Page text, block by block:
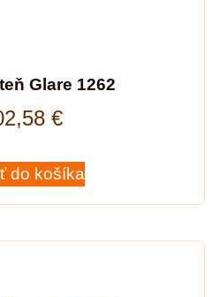
Glare 1262
€
do košíka